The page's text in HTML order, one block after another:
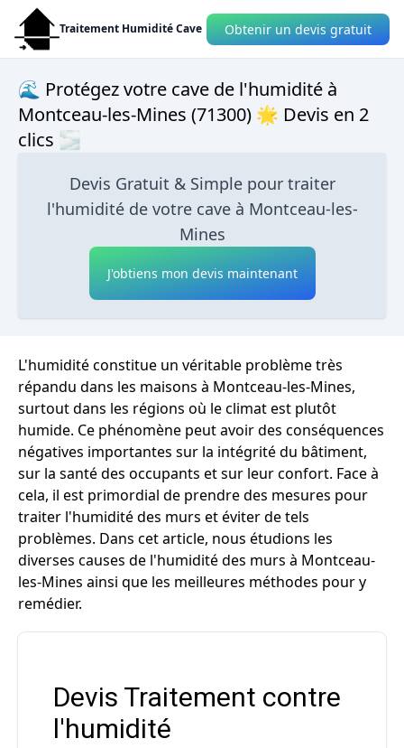
Traitement Humidité Cave Obtenir un devis gratuit
🌊 Protégez votre cave de l'humidité à
Montceau-les-Mines (71300) 🌟 Devis en 2
clics 🌫
Devis Gratuit & Simple pour traiter
l'humidité de votre cave à Montceau-les-
Mines
J'obtiens mon devis maintenant
L'humidité constitue un véritable problème très
répandu dans les maisons à Montceau-les-Mines,
surtout dans les régions où le climat est plutôt
humide. Ce phénomène peut avoir des conséquences
négatives importantes sur la intégrité du bâtiment,
sur la santé des occupants et sur leur confort. Face à
cela, il est primordial de prendre des mesures pour
traiter l'humidité des murs et éviter de tels
problèmes. Dans cet article, nous étudions les
diverses causes de l'humidité des murs à Montceau-
les-Mines ainsi que les meilleures méthodes pour y
remédier.
Devis Traitement contre
l'humidité